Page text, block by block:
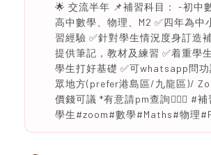
🌟 交流半年 📌補習科目： -初中
高中數學、物理、M2 ✅四年為中
習經驗 ✅針對學生情況度身訂造
提供筆記，教材及練習 ✅着重學
學生打好基礎 ✅可whatsapp問
眾地方(prefer港島區/九龍區)/
價錢可議 *有意請pm查詢🙇🏻‍♂️ #
學生#zoom#數學#Maths#物理